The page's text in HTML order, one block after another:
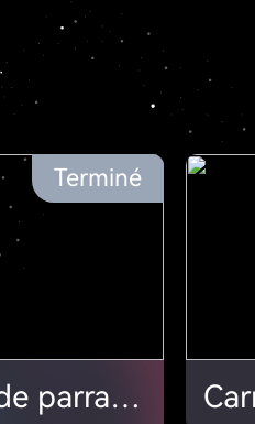
Commission de parrainage: Plus de hachage, plus de profit
Terminé